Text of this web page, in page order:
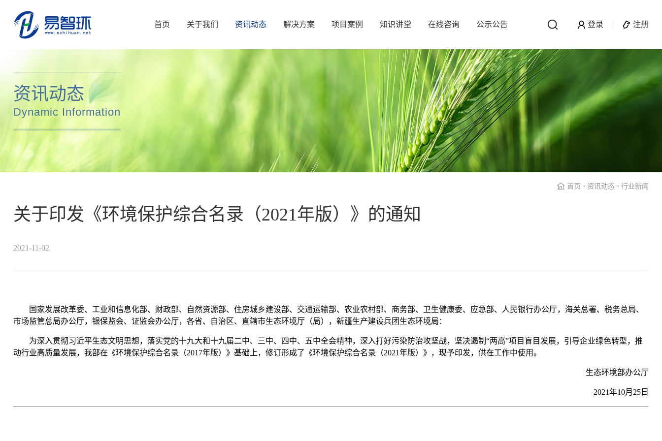
首页 关于我们 资讯动态 解决方案 项目案例 知识讲堂 在线咨询 公示公告 注册
登录
资讯动态
Dynamic Information
首页 · 资讯动态 ·行业新闻
关于印发《环境保护综合名录（2021年版）》的通知
2021-11-02
国家发展改革委、工业和信息化部、财政部、自然资源部、住房城乡建设部、交通运输部、农业农村部、商务部、卫生健康委、应急部、人民银行办公厅，海关总署、税务总局、
市场监管总局办公厅，银保监会、证监会办公厅，各省、自治区、直辖市生态环境厅（局），新疆生产建设兵团生态环境局：
为深入贯彻习近平生态文明思想，落实党的十九大和十九届二中、三中、四中、五中全会精神，深入打好污染防治攻坚战，坚决遏制“两高”项目盲目发展，引导企业绿色转型，推
动行业高质量发展，我部在《环境保护综合名录（2017年版）》基础上，修订形成了《环境保护综合名录（2021年版） 》，现予印发，供在工作中使用。
生态环境部办公厅
2021年10月25日